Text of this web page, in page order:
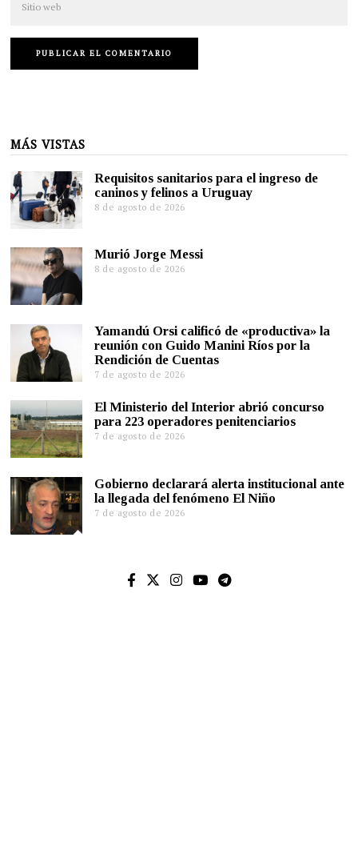
MÁS VISTAS
Requisitos sanitarios para el ingreso de
caninos y felinos a Uruguay
8 de agosto de 2026
Murió Jorge Messi
8 de agosto de 2026
Yamandú Orsi calificó de «productiva» la
reunión con Guido Manini Ríos por la
Rendición de Cuentas
7 de agosto de 2026
El Ministerio del Interior abrió concurso
para 223 operadores penitenciarios
7 de agosto de 2026
Gobierno declarará alerta institucional ante
la llegada del fenómeno El Niño
7 de agosto de 2026